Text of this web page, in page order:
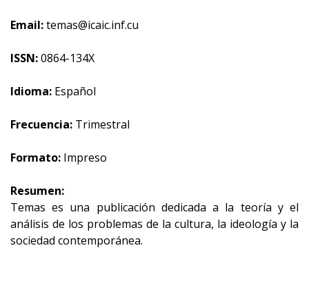
Email:temas@icaic.inf.cu
ISSN:0864-134X
Idioma: Español
Frecuencia: Trimestral
Formato: Impreso
Resumen:
Temas es una publicación dedicada a la teoría y el
análisis de los problemas de la cultura, la ideología y la
sociedad contemporánea.